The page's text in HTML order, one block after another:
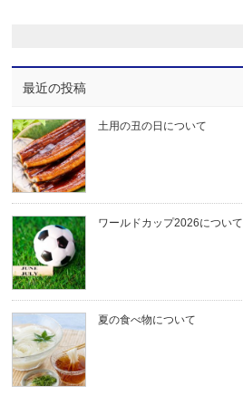
最近の投稿
土用の丑の日について
ワールドカップ2026について
夏の食べ物について